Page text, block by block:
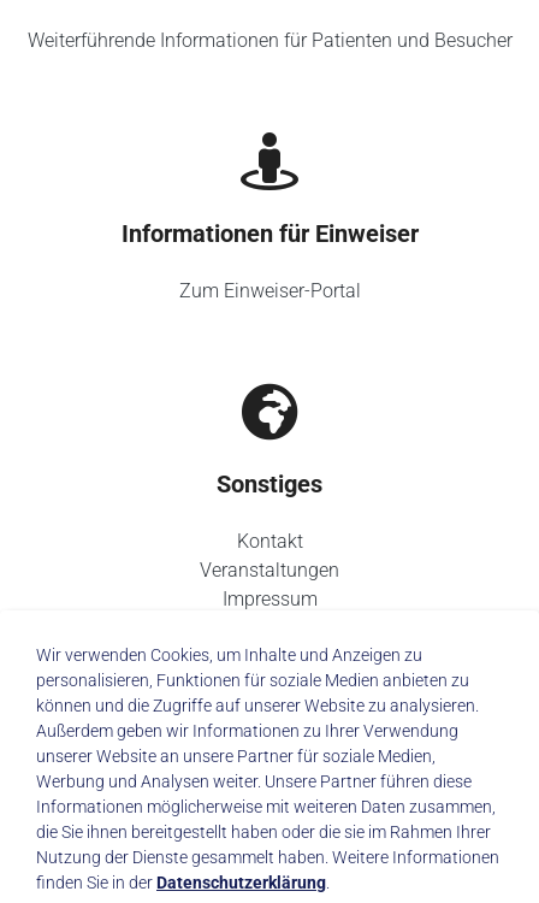
Weiterführende Informationen für Patienten und Besucher
Informationen für Einweiser
Zum Einweiser-Portal
Sonstiges
Kontakt
Veranstaltungen
Impressum
© 2026 Städtisches Klinikum Dresden
Impressum|Datenschutz
Wir verwenden Cookies, um Inhalte und Anzeigen zu
personalisieren, Funktionen für soziale Medien anbieten zu
können und die Zugriffe auf unserer Website zu analysieren.
Außerdem geben wir Informationen zu Ihrer Verwendung
unserer Website an unsere Partner für soziale Medien,
Werbung und Analysen weiter. Unsere Partner führen diese
Informationen möglicherweise mit weiteren Daten zusammen,
die Sie ihnen bereitgestellt haben oder die sie im Rahmen Ihrer
Nutzung der Dienste gesammelt haben. Weitere Informationen
finden Sie in derDatenschutzerklärung